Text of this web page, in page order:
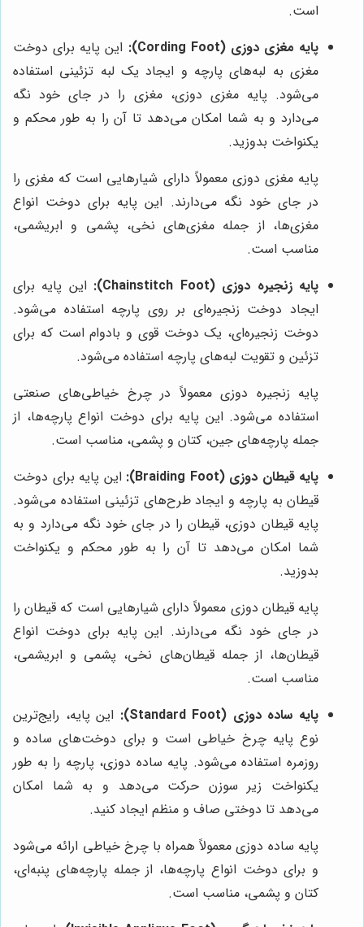
است.
پایه مغزی دوزی (Cording Foot):
این پایه برای دوخت
مغزی به لبه‌های پارچه و ایجاد یک لبه تزئینی استفاده
می‌شود. پایه مغزی دوزی، مغزی را در جای خود نگه
می‌دارد و به شما امکان می‌دهد تا آن را به طور محکم و
یکنواخت بدوزید.
پایه مغزی دوزی معمولاً دارای شیارهایی است که مغزی را
در جای خود نگه می‌دارند. این پایه برای دوخت انواع
مغزی‌ها، از جمله مغزی‌های نخی، پشمی و ابریشمی،
مناسب است.
پایه زنجیره دوزی (Chainstitch Foot):
این پایه برای
ایجاد دوخت زنجیره‌ای بر روی پارچه استفاده می‌شود.
دوخت زنجیره‌ای، یک دوخت قوی و بادوام است که برای
تزئین و تقویت لبه‌های پارچه استفاده می‌شود.
پایه زنجیره دوزی معمولاً در چرخ خیاطی‌های صنعتی
استفاده می‌شود. این پایه برای دوخت انواع پارچه‌ها، از
جمله پارچه‌های جین، کتان و پشمی، مناسب است.
پایه قیطان دوزی (Braiding Foot):
این پایه برای دوخت
قیطان به پارچه و ایجاد طرح‌های تزئینی استفاده می‌شود.
پایه قیطان دوزی، قیطان را در جای خود نگه می‌دارد و به
شما امکان می‌دهد تا آن را به طور محکم و یکنواخت
بدوزید.
پایه قیطان دوزی معمولاً دارای شیارهایی است که قیطان را
در جای خود نگه می‌دارند. این پایه برای دوخت انواع
قیطان‌ها، از جمله قیطان‌های نخی، پشمی و ابریشمی،
مناسب است.
پایه ساده دوزی (Standard Foot):
این پایه، رایج‌ترین
نوع پایه چرخ خیاطی است و برای دوخت‌های ساده و
روزمره استفاده می‌شود. پایه ساده دوزی، پارچه را به طور
یکنواخت زیر سوزن حرکت می‌دهد و به شما امکان
می‌دهد تا دوختی صاف و منظم ایجاد کنید.
پایه ساده دوزی معمولاً همراه با چرخ خیاطی ارائه می‌شود
و برای دوخت انواع پارچه‌ها، از جمله پارچه‌های پنبه‌ای،
کتان و پشمی، مناسب است.